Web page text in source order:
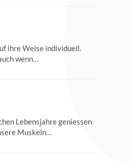
ihre Weise individuell.
wenn…
Lebensjahre geniessen
Muskeln…